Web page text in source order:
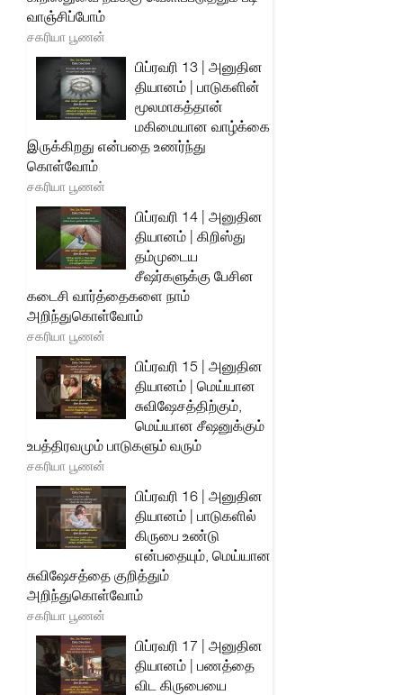
வாஞ்சிப்போம்
சகரியா பூணன்
பிப்ரவரி 13 | அனுதின
தியானம் | பாடுகளின்
மூலமாகத்தான்
மகிமையான வாழ்க்கை
இருக்கிறது என்பதை உணர்ந்து
கொள்வோம்
சகரியா பூணன்
பிப்ரவரி 14 | அனுதின
தியானம் | கிறிஸ்து
தம்முடைய
சீஷர்களுக்கு பேசின
கடைசி வார்த்தைகளை நாம்
அறிந்துகொள்வோம்
சகரியா பூணன்
பிப்ரவரி 15 | அனுதின
தியானம் | மெய்யான
சுவிஷேசத்திற்கும்,
மெய்யான சீஷனுக்கும்
உபத்திரவமும் பாடுகளும் வரும்
சகரியா பூணன்
பிப்ரவரி 16 | அனுதின
தியானம் | பாடுகளில்
கிருபை உண்டு
என்பதையும், மெய்யான
சுவிஷேசத்தை குறித்தும்
அறிந்துகொள்வோம்
சகரியா பூணன்
பிப்ரவரி 17 | அனுதின
தியானம் | பணத்தை
விட கிருபையை